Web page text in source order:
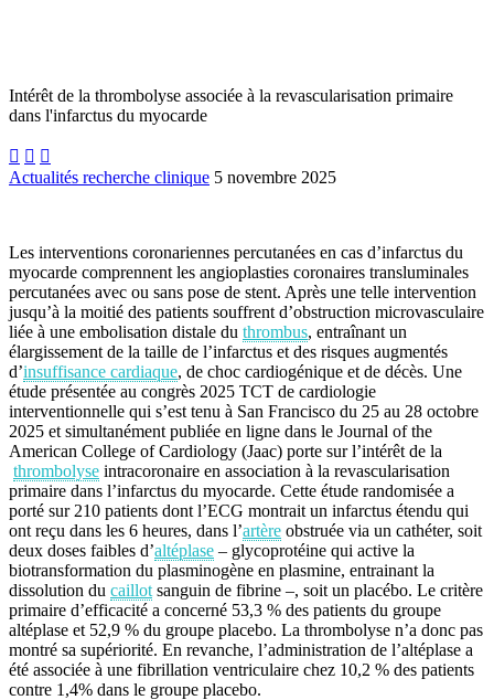
Intérêt de la thrombolyse associée à la revascularisation primaire
dans l'infarctus du myocarde
  
Actualités recherche clinique 5 novembre 2025
Les interventions coronariennes percutanées en cas d’infarctus du
myocarde comprennent les angioplasties coronaires transluminales
percutanées avec ou sans pose de stent. Après une telle intervention
jusqu’à la moitié des patients souffrent d’obstruction microvasculaire
liée à une embolisation distale du thrombus, entraînant un
élargissement de la taille de l’infarctus et des risques augmentés
d’insuffisance cardiaque, de choc cardiogénique et de décès. Une
étude présentée au congrès 2025 TCT de cardiologie
interventionnelle qui s’est tenu à San Francisco du 25 au 28 octobre
2025 et simultanément publiée en ligne dans le Journal of the
American College of Cardiology (Jaac) porte sur l’intérêt de la
thrombolyse intracoronaire en association à la revascularisation
primaire dans l’infarctus du myocarde. Cette étude randomisée a
porté sur 210 patients dont l’ECG montrait un infarctus étendu qui
ont reçu dans les 6 heures, dans l’artère obstruée via un cathéter, soit
deux doses faibles d’altéplase – glycoprotéine qui active la
biotransformation du plasminogène en plasmine, entrainant la
dissolution du caillot sanguin de fibrine –, soit un placébo. Le critère
primaire d’efficacité a concerné 53,3 % des patients du groupe
altéplase et 52,9 % du groupe placebo. La thrombolyse n’a donc pas
montré sa supériorité. En revanche, l’administration de l’altéplase a
été associée à une fibrillation ventriculaire chez 10,2 % des patients
contre 1,4% dans le groupe placebo.